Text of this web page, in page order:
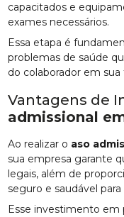
capacitados e
exames necessários.
Essa etapa é
problemas de saúde
do colaborador em sua
Vantagens de
admissional
Ao realizar o aso
sua empresa garante
legais, além de
seguro e saudável
Esse investimento em